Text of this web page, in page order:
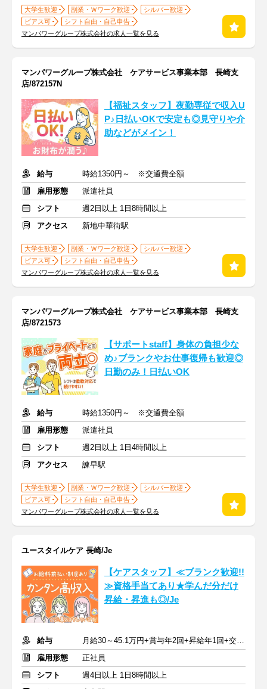
大学生歓迎 副業・Ｗワーク歓迎
シルバー歓迎
ピアス可
シフト自由・自己申告
マンパワーグループ株式会社の求人一覧を見る
マンパワーグループ株式会社 ケアサービス事業本部 長崎支
店/872157N
【福祉スタッフ】夜勤専従で収入U
P♪日払いOKで安定も◎見守りや介
助などがメイン！
給与
時給1350円～ ※交通費全額
雇用形態
派遣社員
シフト
週2日以上 1日8時間以上
アクセス
新地中華街駅
大学生歓迎 副業・Ｗワーク歓迎
シルバー歓迎
ピアス可
シフト自由・自己申告
マンパワーグループ株式会社の求人一覧を見る
マンパワーグループ株式会社 ケアサービス事業本部 長崎支
店/8721573
【サポートstaff】身体の負担少な
め♪ブランクやお仕事復帰も歓迎◎
日勤のみ！日払いOK
給与
時給1350円～ ※交通費全額
雇用形態
派遣社員
シフト
週2日以上 1日4時間以上
アクセス
諫早駅
大学生歓迎 副業・Ｗワーク歓迎
シルバー歓迎
ピアス可
シフト自由・自己申告
マンパワーグループ株式会社の求人一覧を見る
ユースタイルケア 長崎/Je
【ケアスタッフ】≪ブランク歓迎!!
≫資格手当てあり★学んだ分だけ
昇給・昇進も◎/Je
給与
月給30～45.1万円+賞与年2回+昇給年1回+交通費全額
雇用形態
正社員
シフト
週4日以上 1日8時間以上